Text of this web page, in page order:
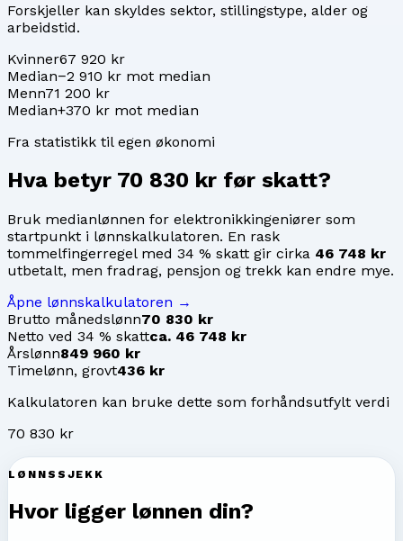
Forskjeller kan skyldes sektor, stillingstype, alder og
arbeidstid.
Kvinner67 920 kr
Median−2 910 kr mot median
Menn71 200 kr
Median+370 kr mot median
Fra statistikk til egen økonomi
Hva betyr 70 830 kr før skatt?
Bruk medianlønnen for elektronikkingeniører som
startpunkt i lønnskalkulatoren. En rask
tommelfingerregel med 34 % skatt gir cirka 46 748 kr
utbetalt, men fradrag, pensjon og trekk kan endre mye.
Åpne lønnskalkulatoren →
Brutto månedslønn70 830 kr
Netto ved 34 % skattca. 46 748 kr
Årslønn849 960 kr
Timelønn, grovt436 kr
Kalkulatoren kan bruke dette som forhåndsutfylt verdi
70 830 kr
LØNNSSJEKK
Hvor ligger lønnen din?